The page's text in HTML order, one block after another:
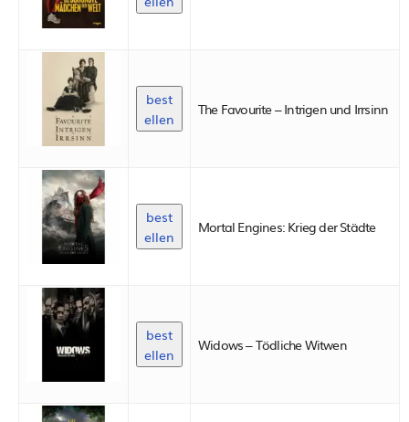
best
ellen
The Favourite – Intrigen und Irrsinn
best
ellen
Mortal Engines: Krieg der Städte
best
ellen
Widows – Tödliche Witwen